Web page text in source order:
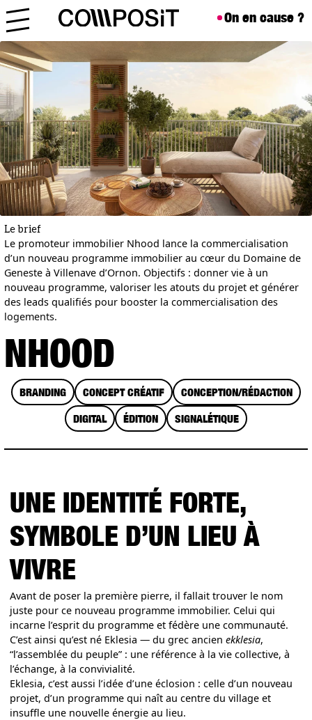
Aller au contenu
Skip to footer
Menu
On en cause ?
Le brief
Le promoteur immobilier Nhood lance la commercialisation
d’un nouveau programme immobilier au cœur du Domaine de
Geneste à Villenave d’Ornon. Objectifs : donner vie à un
nouveau programme, valoriser les atouts du projet et générer
des leads qualifiés pour booster la commercialisation des
logements.
NHOOD
BRANDING CONCEPT CRÉATIF
CONCEPTION/RÉDACTION
DIGITAL
ÉDITION SIGNALÉTIQUE
UNE IDENTITÉ FORTE,
SYMBOLE D’UN LIEU À
VIVRE
Avant de poser la première pierre, il fallait trouver le nom
juste pour ce nouveau programme immobilier. Celui qui
incarne l’esprit du programme et fédère une communauté.
C’est ainsi qu’est né Eklesia — du grec ancienekklesia,
“l’assemblée du peuple” : une référence à la vie collective, à
l’échange, à la convivialité.
Eklesia, c’est aussi l’idée d’une éclosion : celle d’un nouveau
projet, d’un programme qui naît au centre du village et
insuffle une nouvelle énergie au lieu.